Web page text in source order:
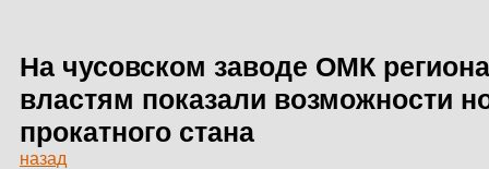
О ЗАВОДЕ
На чусовском заводе ОМК
властям показали возможности
прокатного стана
назад